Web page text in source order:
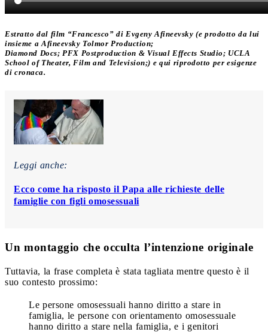
Estratto dal film “Francesco” di Evgeny Afineevsky (e prodotto da lui
insieme a Afineevsky Tolmor Production;
Diamond Docs; PFX Postproduction & Visual Effects Studio; UCLA
School of Theater, Film and Television;) e qui riprodotto per esigenze
di cronaca.
Leggi anche:
Ecco come ha risposto il Papa alle richieste delle
famiglie con figli omosessuali
Un montaggio che occulta l’intenzione originale
Tuttavia, la frase completa è stata tagliata mentre questo è il
suo contesto prossimo:
Le persone omosessuali hanno diritto a stare in
famiglia, le persone con orientamento omosessuale
hanno diritto a stare nella famiglia, e i genitori